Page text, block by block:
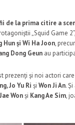
la prima citire a
„Squid Game
Hun și Wi Ha Joon,
Dong Geun au
prezenți și noi actori
Jo Yu Ri și Won Ji An.
Wonși Kang Ae Sim,